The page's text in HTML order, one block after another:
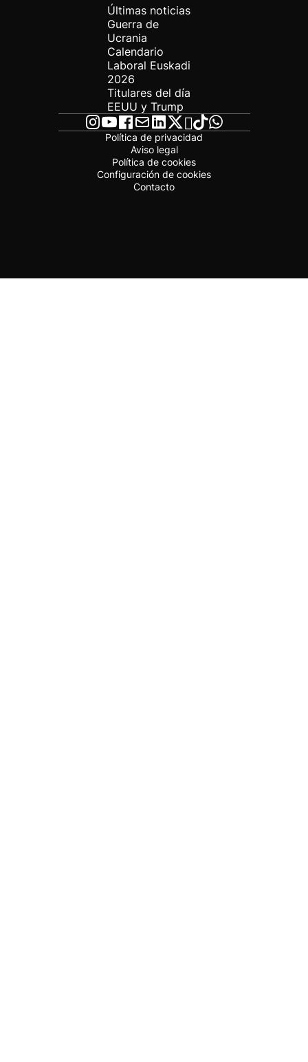
Últimas noticias
Guerra de
Ucrania
Calendario
Laboral Euskadi
2026
Titulares del día
EEUU y Trump
Política de privacidad
Aviso legal
Política de cookies
Configuración de cookies
Contacto